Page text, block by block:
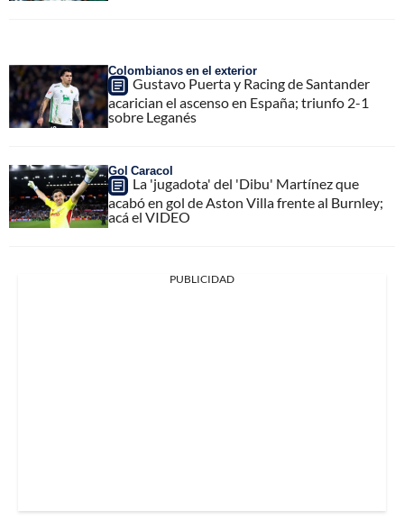
Colombianos en el exterior
Gustavo Puerta y Racing de Santander
acarician el ascenso en España; triunfo 2-1
sobre Leganés
Gol Caracol
La 'jugadota' del 'Dibu' Martínez que
acabó en gol de Aston Villa frente al Burnley;
acá el VIDEO
PUBLICIDAD